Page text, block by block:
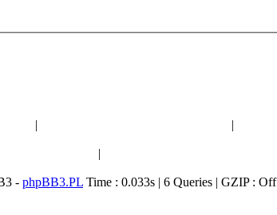
| |
|
- phpBB3.PL Time : 0.033s | 6 Queries | GZIP : Off